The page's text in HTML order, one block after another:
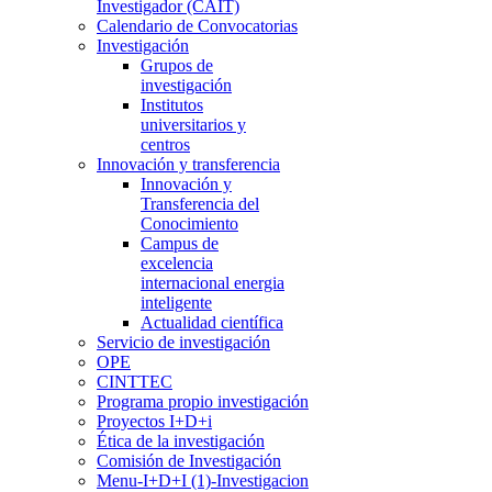
Investigador (CAIT)
Calendario de Convocatorias
Investigación
Grupos de
investigación
Institutos
universitarios y
centros
Innovación y transferencia
Innovación y
Transferencia del
Conocimiento
Campus de
excelencia
internacional energia
inteligente
Actualidad científica
Servicio de investigación
OPE
CINTTEC
Programa propio investigación
Proyectos I+D+i
Ética de la investigación
Comisión de Investigación
Menu-I+D+I (1)-Investigacion